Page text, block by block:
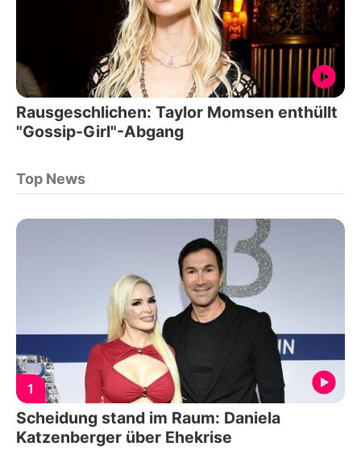
Rausgeschlichen: Taylor Momsen enthüllt
"Gossip-Girl"-Abgang
Top News
1
Scheidung stand im Raum: Daniela
Katzenberger über Ehekrise